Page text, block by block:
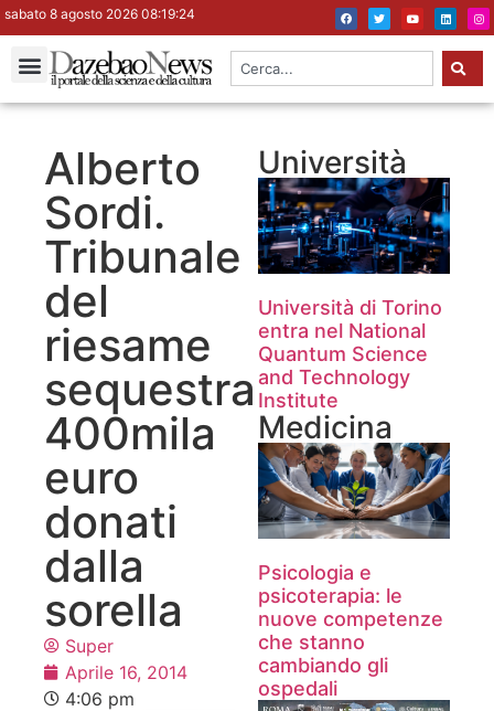
sabato 8 agosto 2026 08:19:25
Alberto
Sordi.
Tribunale
del
riesame
sequestra
400mila
euro
donati
dalla
sorella
Super
Aprile 16, 2014
4:06 pm
Università
Università di Torino
entra nel National
Quantum Science
and Technology
Institute
Medicina
Psicologia e
psicoterapia: le
nuove competenze
che stanno
cambiando gli
ospedali